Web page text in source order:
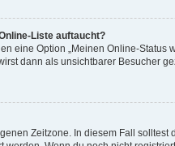
Liste auftaucht?
eine Option „Meinen Online-
dann als unsichtbarer Besucher
Zeitzone. In diesem Fall